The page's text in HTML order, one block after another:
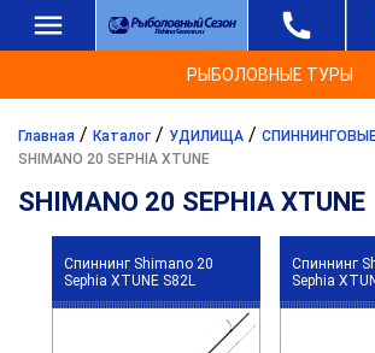
РЫБОЛОВНЫЕ ТУРЫ
Главная / Каталог / УДИЛИЩА /
SHIMANO 20 SEPHIA XTUNE
SHIMANO 20 SEPHIA XTUNE
Спиннинг Shimano 20
Sephia XTUNE S82L
Спиннинг
Sephia